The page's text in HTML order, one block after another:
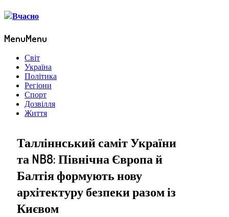
MenuMenu
Світ
Україна
Політика
Регіони
Спорт
Дозвілля
Життя
Талліннський саміт України
та NB8: Північна Європа й
Балтія формують нову
архітектуру безпеки разом із
Києвом